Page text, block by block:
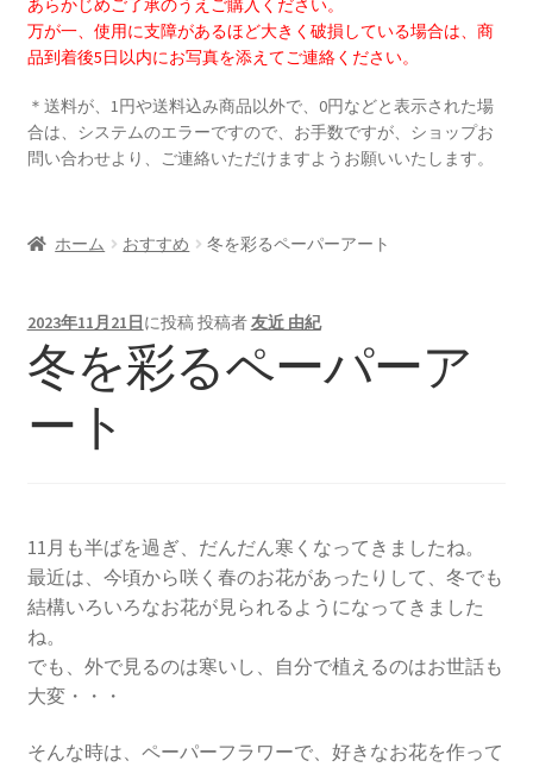
プ
ショップご利用案内
ブログ
JPA会員の皆様へ
Oversea customers
シルエットカメオについて
あらかじめご了承のうえご購入ください。
万が一、使用に支障があるほど大きく破損している場合は、商
品到着後5日以内にお写真を添えてご連絡ください。
＊送料が、1円や送料込み商品以外で、0円などと表示された場
合は、システムのエラーですので、お手数ですが、ショップお
問い合わせより、ご連絡いただけますようお願いいたします。
ホーム おすすめ 冬を彩るペーパーアート
2023年11月21日に投稿投稿者友近 由紀
冬を彩るペーパーア
ート
11月も半ばを過ぎ、だんだん寒くなってきましたね。
最近は、今頃から咲く春のお花があったりして、冬でも
結構いろいろなお花が見られるようになってきました
ね。
でも、外で見るのは寒いし、自分で植えるのはお世話も
大変・・・
そんな時は、ペーパーフラワーで、好きなお花を作って